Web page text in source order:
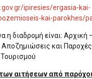
ipiresies/ergasia-kai-
kai-parokhes/
η διαδρομή είναι: Αρχική
και
αιτήσεων από